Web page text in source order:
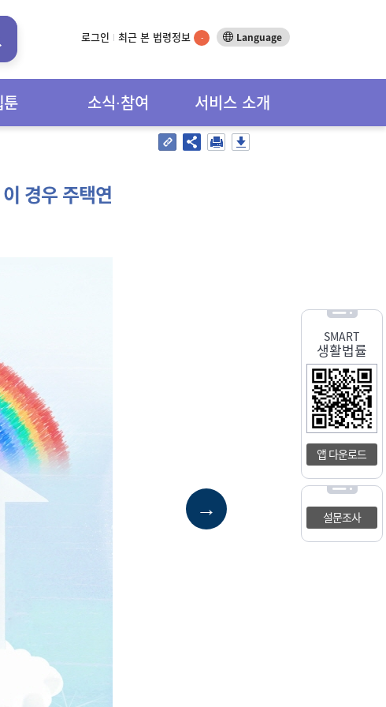
로그인 최근 본 법령정보 - Language
툰 소식∙참여 서비스 소개
SMART
생활법률
앱 다운로드
설문조사
경우 주택연
→